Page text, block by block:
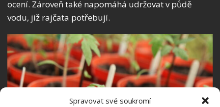
Spravovat své soukromí
ocení. Zároveň také napomáhá udržovat v půdě
vodu, již rajčata potřebují.